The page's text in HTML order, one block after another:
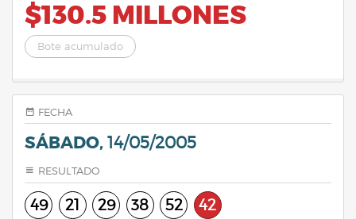
$130.5 MILLONES
Bote acumulado
FECHA
SÁBADO, 14/05/2005
RESULTADO
49 21 29 38 52 42